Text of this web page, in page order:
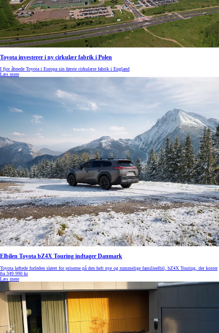
Toyota investerer i ny cirkulær fabrik i Polen
I fjor åbnede Toyota i Europa sin første cirkulære fabrik i England
Læs mere
Elbilen Toyota bZ4X Touring indtager Danmark
Toyota løftede forleden sløret for priserne på den helt nye og rummelige familieelbil, bZ4X Touring, der koster
fra 349.990 kr
Læs mere